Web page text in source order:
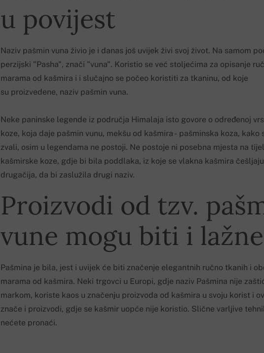
u povijest
Naziv pašmin vuna živio je i danas još uvijek živi svoj život. Na samom
perzijski "Pasha", znači "vuna". Koristio se već stoljećima za opisanje
marama od kašmira i i slučajno se počeo koristiti za tkaninu, od koje
su proizvedene, naziv pašmin vuna.
Neke paninske legende iz područja Himalaja isto govore o određenoj
koze, koja daje pašmin vunu, mekšu od kašmira - pašminska koza, kako
zvali, osim u legendama ne postoji. Ne postoje ni posebna mjesta na
kašmirske koze, gdje bi bila poddlaka, iz koje se vlakna kašmira
drugačija, da bi zaslužila drugi naziv.
Proizvodi od tzv.
vune mogu biti i
Pašmina je bila, jest i uvijek će biti značenje elegantnih ručno tkanih i
marama od kašmira. Neki trgovci u Europi, gdje naziv Pašmina nije
markom, koriste kaos u značenju proizvoda od kašmira u svoju korist i
znače i proizvodi, gdje se kašmir uopće nije koristio. Slične varljive
nećete pronaći.